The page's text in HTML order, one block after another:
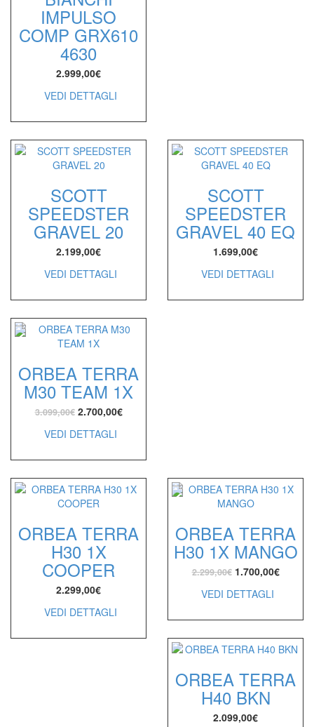
IMPULSO
COMP GRX610
4630
2.999,00€
VEDI DETTAGLI
SCOTT
SPEEDSTER
GRAVEL 20
2.199,00€
VEDI DETTAGLI
SCOTT
SPEEDSTER
GRAVEL 40 EQ
1.699,00€
VEDI DETTAGLI
ORBEA TERRA
M30 TEAM 1X
3.099,00€ 2.700,00€
VEDI DETTAGLI
ORBEA TERRA
H30 1X
COOPER
2.299,00€
VEDI DETTAGLI
ORBEA TERRA
H30 1X MANGO
2.299,00€ 1.700,00€
VEDI DETTAGLI
ORBEA TERRA
H40 BKN
2.099,00€